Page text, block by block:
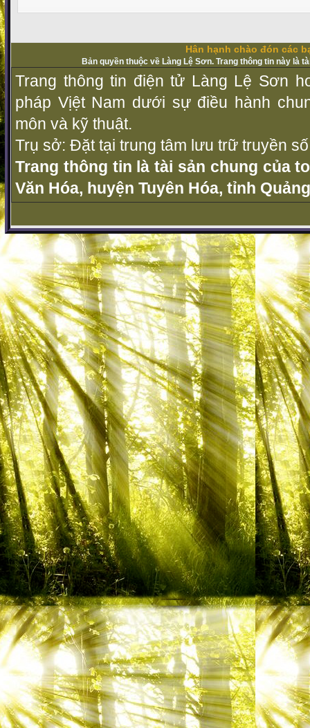
Hân hạnh chào đón các
Bản quyền thuộc về Làng Lệ Sơn. Trang thông tin này là
Trang thông tin điện tử Làng Lệ Sơn
pháp Vịệt Nam dưới sự điều hành
môn và kỹ thuật.
Trụ sở: Đặt tại trung tâm lưu trữ truyền
Trang thông tin là tài sản chung của
Văn Hóa, huyện Tuyên Hóa, tỉnh